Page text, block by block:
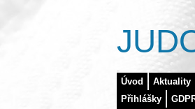
Úvod Aktuality
Přihlášky